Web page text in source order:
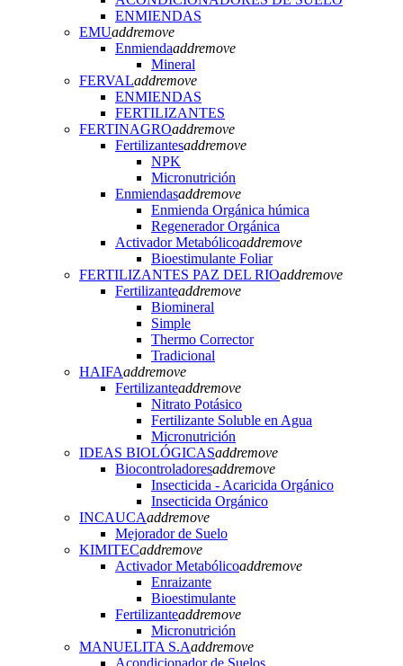
ENMIENDAS
EMUaddremove
Enmiendaaddremove
Mineral
FERVALaddremove
ENMIENDAS
FERTILIZANTES
FERTINAGROaddremove
Fertilizantesaddremove
NPK
Micronutrición
Enmiendasaddremove
Enmienda Orgánica húmica
Regenerador Orgánica
Activador Metabólicoaddremove
Bioestimulante Foliar
FERTILIZANTES PAZ DEL RIOaddremove
Fertilizanteaddremove
Biomineral
Simple
Thermo Corrector
Tradicional
HAIFAaddremove
Fertilizanteaddremove
Nitrato Potásico
Fertilizante Soluble en Agua
Micronutrición
IDEAS BIOLÓGICASaddremove
Biocontroladoresaddremove
Insecticida - Acaricida Orgánico
Insecticida Orgánico
INCAUCAaddremove
Mejorador de Suelo
KIMITECaddremove
Activador Metabólicoaddremove
Enraizante
Bioestimulante
Fertilizanteaddremove
Micronutrición
MANUELITA S.Aaddremove
Acondicionador de Suelos